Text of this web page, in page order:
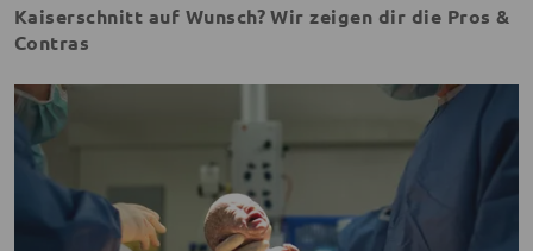
Kaiserschnitt auf Wunsch? Wir zeigen dir die Pros &
Contras